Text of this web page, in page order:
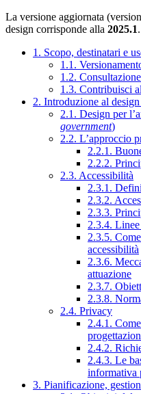
La versione aggiornata
design corrisponde alla 2025.1.
1. Scopo, destinatari e
1.1.
1.2.
1.3. Contribuisci
2. Introduzione al
2.1. Design per
government)
2.2. L’approccio
2.2.1.
2.2.2.
2.3. Accessibilità
2.3.1.
2.3.2.
2.3.3.
2.3.4.
2.3.5.
accessibilità
2.3.6.
attuazione
2.3.7.
2.3.8.
2.4. Privacy
2.4.1.
2.4.2.
2.4.3. Le
informativa
3. Pianificazione,